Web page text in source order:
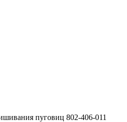
пуговиц 802-406-011